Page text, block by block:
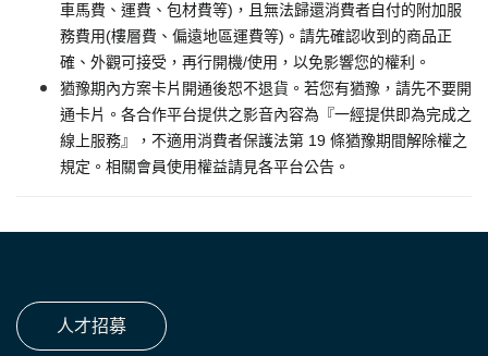
車馬費、運費、包材費等)，且無法歸還消費者自付的附加服
務費用(樓層費、偏遠地區運費等)。請先確認收到的商品正
確、外觀可接受，再行開機/使用，以免影響您的權利。
猶豫期內方案卡片開通後恕不退貨。若您有猶豫，請先不要開
通卡片。各合作平台提供之影音內容為『一經提供即為完成之
線上服務』，不適用消費者保護法第 19 條猶豫期間解除權之
規定。相關會員使用權益請見各平台公告。
人才招募